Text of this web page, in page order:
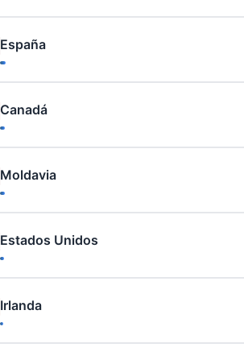
España
Canadá
Moldavia
Estados Unidos
Irlanda